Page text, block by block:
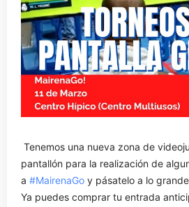
Tenemos una nueva zona de
pantallón para la realización de
a #MairenaGo y pásatelo a lo
Ya puedes comprar tu entrada